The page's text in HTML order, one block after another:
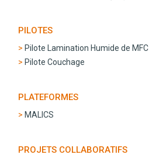
PILOTES
Pilote Lamination Humide de MFC
Pilote Couchage
PLATEFORMES
MALICS
PROJETS COLLABORATIFS